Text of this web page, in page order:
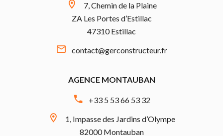
7, Chemin de la Plaine
ZA Les Portes d’Estillac
47310 Estillac
contact@gerconstructeur.fr
AGENCE MONTAUBAN
+33 5 53 66 53 32
1, Impasse des Jardins d’Olympe
82000 Montauban